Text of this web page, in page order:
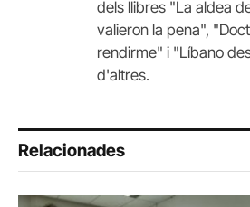
dels llibres "La aldea
valieron la pena",
rendirme" i "Líbano
d'altres.
Relacionades